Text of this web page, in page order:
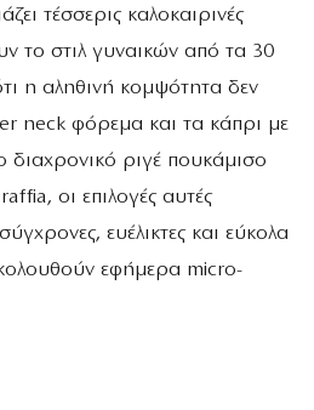
τέσσερις καλοκαιρινές
το στιλ γυναικών από τα 30
η αληθινή κομψότητα δεν
neck φόρεμα και τα κάπρι με
διαχρονικό ριγέ πουκάμισο
οι επιλογές αυτές
ευέλικτες και εύκολα
εφήμερα micro-